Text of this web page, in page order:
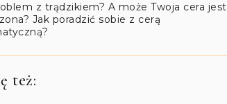
z trądzikiem? A może Twoja cera jest
Jak poradzić sobie z cerą
też: